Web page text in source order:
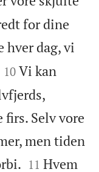
for dine
dag, vi


10 Vi kan
firs. Selv vore
men tiden


11 Hvem